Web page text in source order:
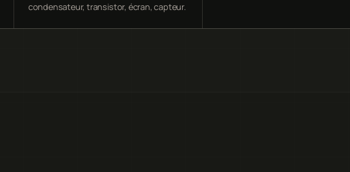
condensateur, transistor, écran, capteur.